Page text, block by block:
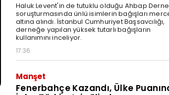
Haluk Levent'in de tutuklu olduğu Ahbap
soruşturmasında ünlü isimlerin bağışları
altına alındı. İstanbul Cumhuriyet Başsavcılığı,
derneğe yapılan yüksek tutarlı bağışların
kullanımını inceliyor.
17:36
Manşet
Fenerbahçe Kazandı, Ülke